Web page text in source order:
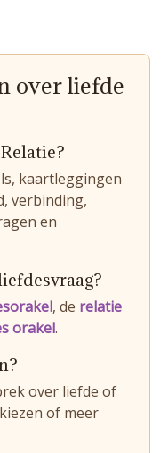
over liefde
kaartleggingen
verbinding,
en
, de relatie
orakel.
over liefde of
kiezen of meer